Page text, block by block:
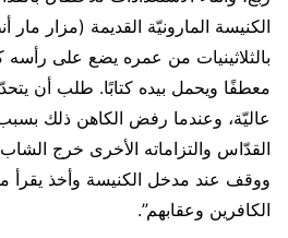
الكنيسة المارونيّة القديمة (مزار
بالثلاثينيات من عمره يضع على
معطفًا ويحمل بيده كتابًا. طلب أن
عاليّة، وعندما رفض الكاهن ذلك
القدّاس والتزاماته الأخرى خرج
ووقف عند مدخل الكنيسة وأخذ يقرأ
الكافرين وعقابهم”.